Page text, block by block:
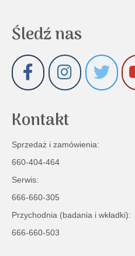
Śledź nas
Kontakt
Sprzedaż i zamówienia:
660-404-464
Serwis:
666-660-305
Przychodnia (badania i wkładki):
666-660-503